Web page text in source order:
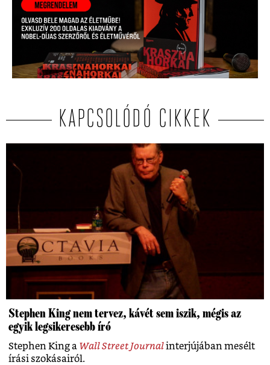
KAPCSOLÓDÓ CIKKEK
Stephen King nem tervez, kávét sem iszik, mégis az
egyik legsikeresebb író
Stephen King a Wall Street Journalinterjújában mesélt
írási szokásairól.